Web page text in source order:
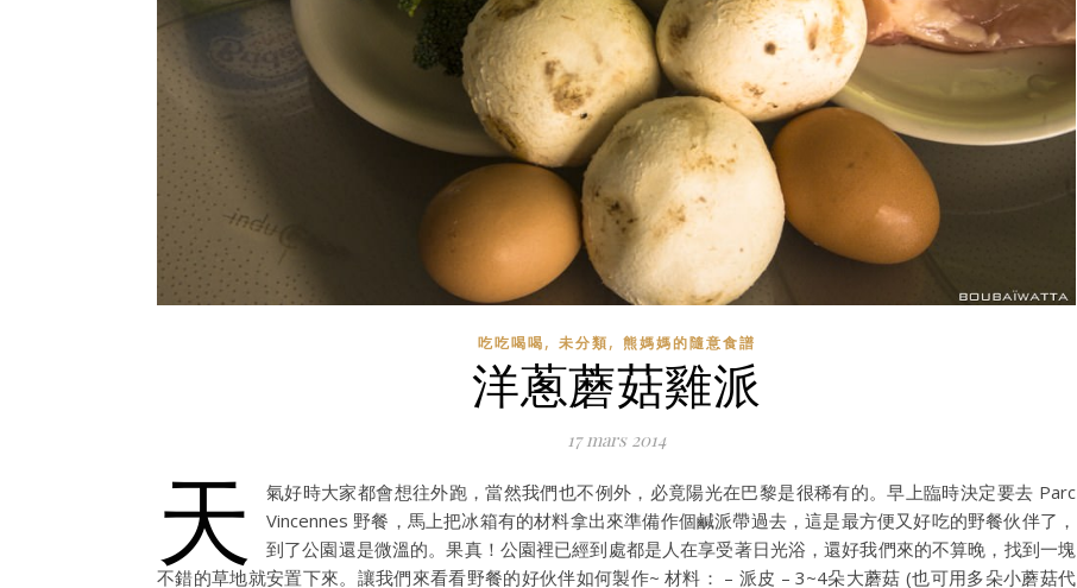
吃吃喝喝, 未分類, 熊媽媽的隨意食譜
洋蔥蘑菇雞派
17 mars 2014
天
氣好時大家都會想往外跑，當然我們也不例外，必竟陽光在巴黎是很稀有的。早上臨時決定要去 Parc
Vincennes 野餐，馬上把冰箱有的材料拿出來準備作個鹹派帶過去，這是最方便又好吃的野餐伙伴了，
到了公園還是微溫的。果真！公園裡已經到處都是人在享受著日光浴，還好我們來的不算晚，找到一塊
不錯的草地就安置下來。讓我們來看看野餐的好伙伴如何製作~ 材料： – 派皮 – 3~4朵大蘑菇 (也可用多朵小蘑菇代